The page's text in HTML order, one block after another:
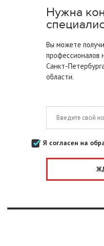
Нужна
Вы можете
профессионалов
Санкт-
области.
Я согласен на